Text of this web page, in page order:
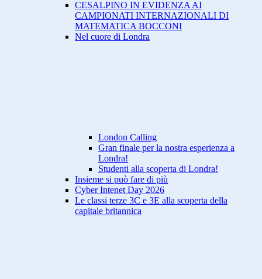
CESALPINO IN EVIDENZA AI
CAMPIONATI INTERNAZIONALI DI
MATEMATICA BOCCONI
Nel cuore di Londra
London Calling
Gran finale per la nostra esperienza a
Londra!
Studenti alla scoperta di Londra!
Insieme si può fare di più
Cyber Intenet Day 2026
Le classi terze 3C e 3E alla scoperta della
capitale britannica